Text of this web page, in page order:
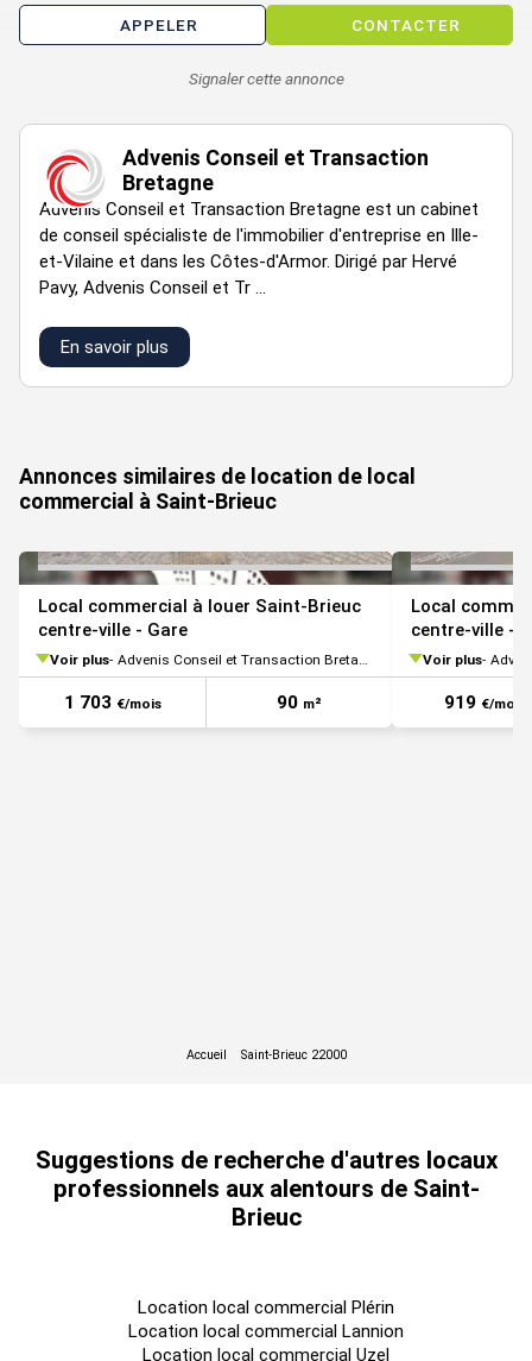
Disponibilité : Immédiate
Loyer annuel : 6000 € HTHC
Type de bail : Commercial
Dépôt de garantie : 3 mois
Honoraires à la charge du preneur : 30 % HT
bât/lot surface
détail des
surfaces
APPELER CONTACTER
Signaler cette annonce
Advenis Conseil et Transaction
Bretagne
Advenis Conseil et Transaction Bretagne est un cabinet
de conseil spécialiste de l'immobilier d'entreprise en Ille-
et-Vilaine et dans les Côtes-d'Armor. Dirigé par Hervé
Pavy, Advenis Conseil et Tr ...
En savoir plus
Annonces similaires de location de local
commercial à Saint-Brieuc
Local commercial à louer Saint-Brieuc
centre-ville - Gare
Voir plus Advenis Conseil et Transaction Bretagne
1 703 €/mois 90 m²
Local
centre-ville -
Voir plus
919 €/mois
Suggestions de recherche d'autres locaux
professionnels aux alentours de Saint-
Brieuc
Location local commercial Plérin
Location local commercial Lannion
Location local commercial Uzel